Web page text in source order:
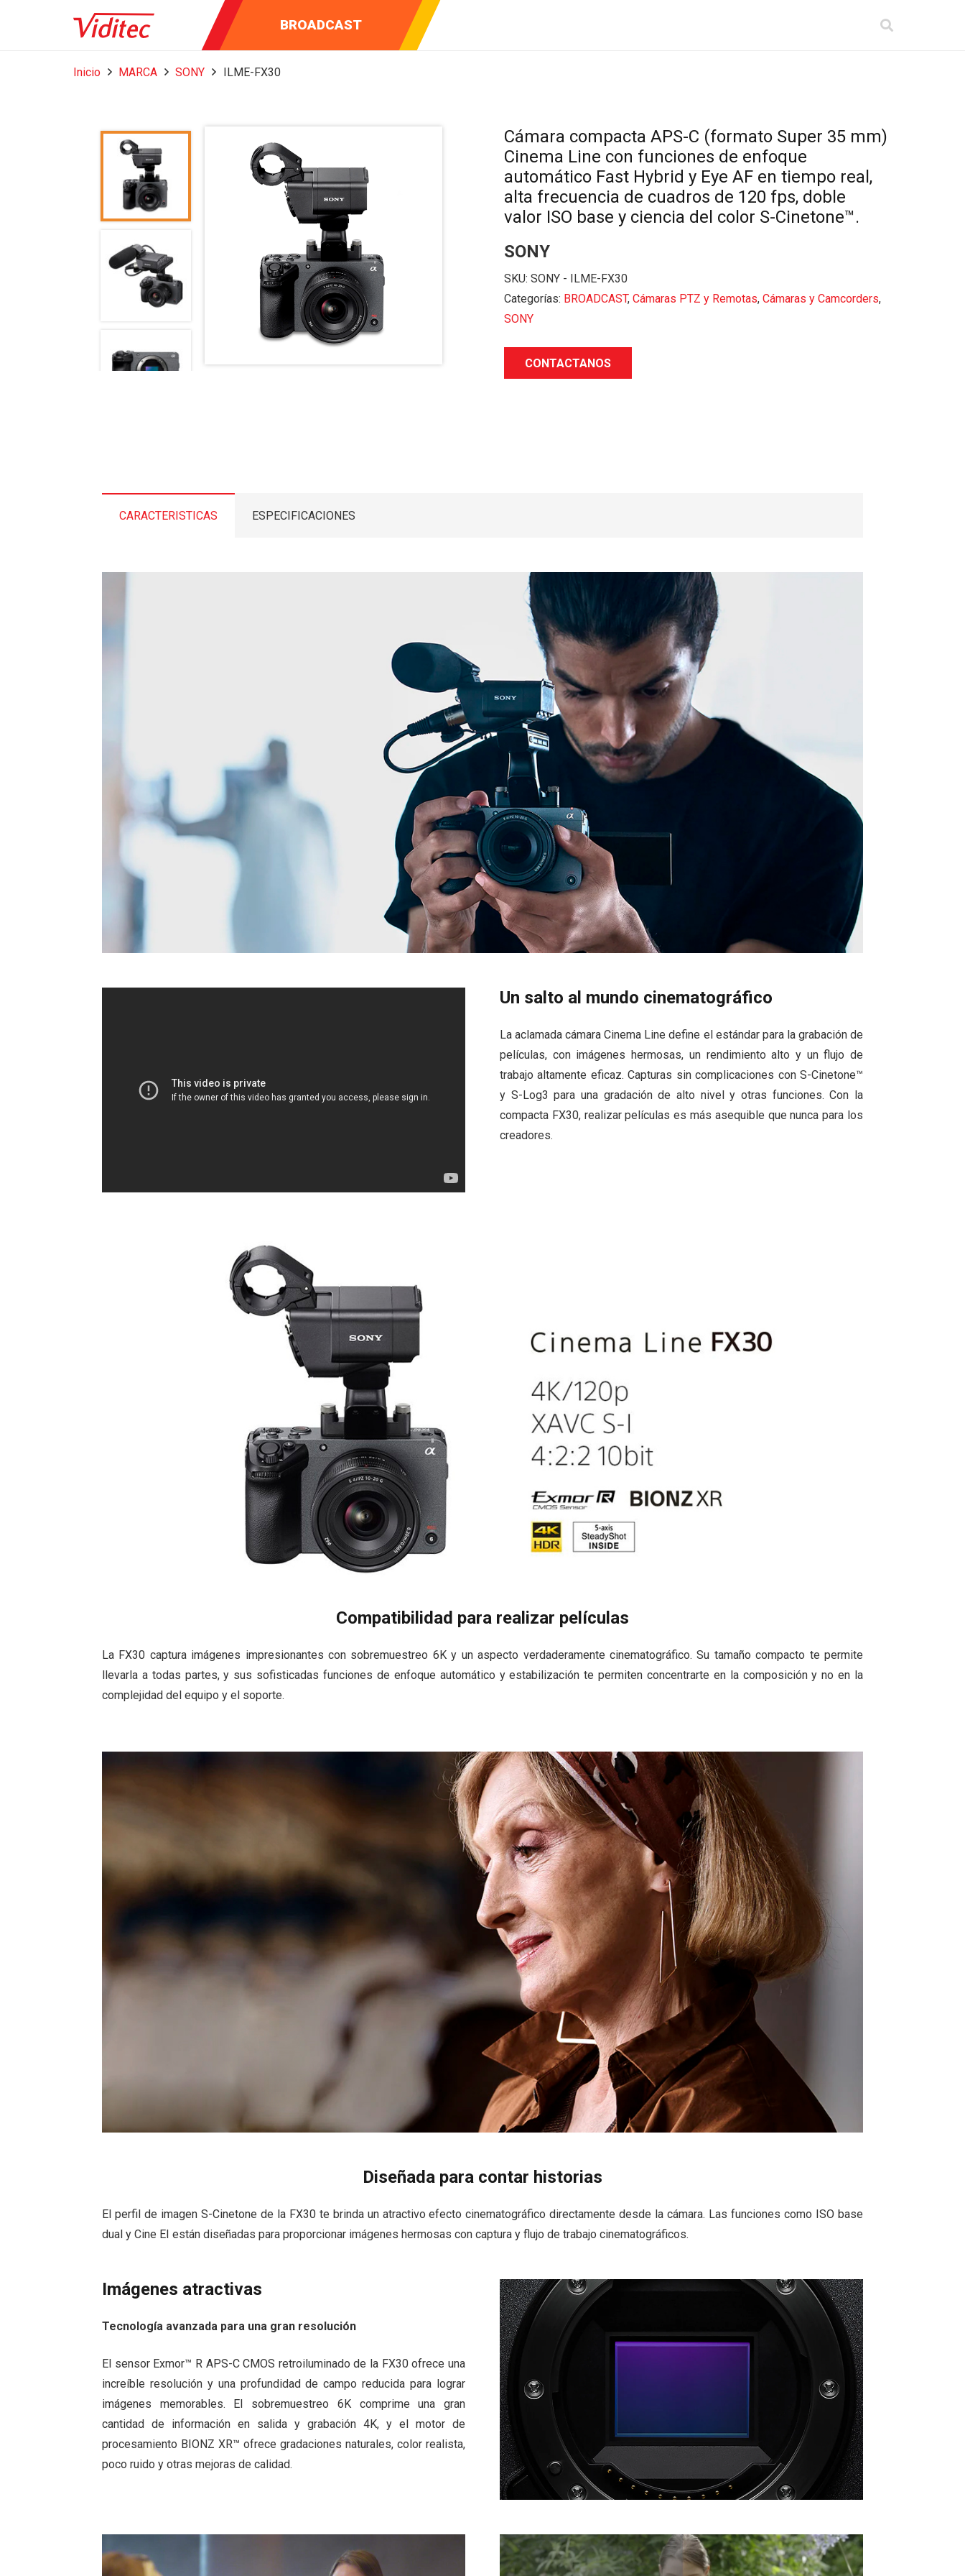
AUDIO Y VIDEO
BROADCAST
INSTRUMENTOS DE
MEDICIÓN
Inicio MARCA SONY ILME-FX30
Cámara compacta APS-C (formato Super 35 mm)
Cinema Line con funciones de enfoque
automático Fast Hybrid y Eye AF en tiempo real,
alta frecuencia de cuadros de 120 fps, doble
valor ISO base y ciencia del color S-Cinetone™.
SONY
SKU: SONY - ILME-FX30
Categorías: BROADCAST, Cámaras PTZ y Remotas, Cámaras y Camcorders,
SONY
CONTACTANOS
CARACTERISTICAS ESPECIFICACIONES
Un salto al mundo cinematográfico
La aclamada cámara Cinema Line define el estándar para la grabación de
películas, con imágenes hermosas, un rendimiento alto y un flujo de
trabajo altamente eficaz. Capturas sin complicaciones con S-Cinetone™
y S-Log3 para una gradación de alto nivel y otras funciones. Con la
compacta FX30, realizar películas es más asequible que nunca para los
creadores.
Compatibilidad para realizar películas
La FX30 captura imágenes impresionantes con sobremuestreo 6K y un aspecto verdaderamente cinematográfico. Su tamaño compacto te permite
llevarla a todas partes, y sus sofisticadas funciones de enfoque automático y estabilización te permiten concentrarte en la composición y no en la
complejidad del equipo y el soporte.
Diseñada para contar historias
El perfil de imagen S-Cinetone de la FX30 te brinda un atractivo efecto cinematográfico directamente desde la cámara. Las funciones como ISO base
dual y Cine EI están diseñadas para proporcionar imágenes hermosas con captura y flujo de trabajo cinematográficos.
Imágenes atractivas
Tecnología avanzada para una gran resolución
El sensor Exmor™ R APS-C CMOS retroiluminado de la FX30 ofrece una
increíble resolución y una profundidad de campo reducida para lograr
imágenes memorables. El sobremuestreo 6K comprime una gran
cantidad de información en salida y grabación 4K, y el motor de
procesamiento BIONZ XR™ ofrece gradaciones naturales, color realista,
poco ruido y otras mejoras de calidad.